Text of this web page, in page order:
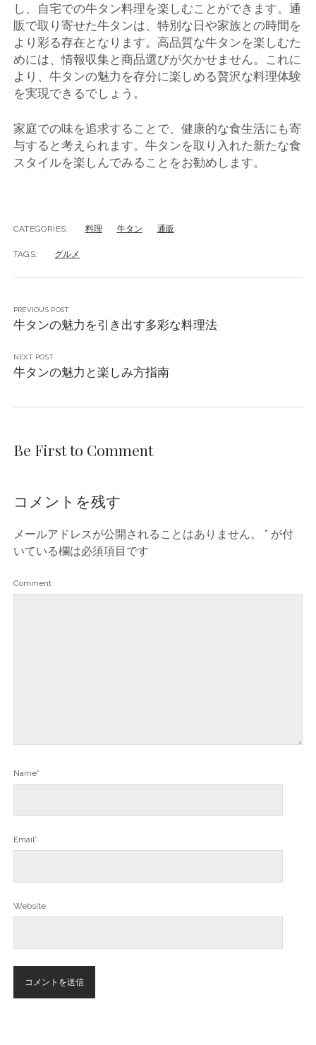
し、自宅での牛タン料理を楽しむことができます。通
販で取り寄せた牛タンは、特別な日や家族との時間を
より彩る存在となります。高品質な牛タンを楽しむた
めには、情報収集と商品選びが欠かせません。これに
より、牛タンの魅力を存分に楽しめる贅沢な料理体験
を実現できるでしょう。
家庭での味を追求することで、健康的な食生活にも寄
与すると考えられます。牛タンを取り入れた新たな食
スタイルを楽しんでみることをお勧めします。
CATEGORIES: 料理 牛タン 通販
TAGS: グルメ
PREVIOUS POST
牛タンの魅力を引き出す多彩な料理法
NEXT POST
牛タンの魅力と楽しみ方指南
Be First to Comment
コメントを残す
メールアドレスが公開されることはありません。 * が付
いている欄は必須項目です
Comment
Name*
Email*
Website